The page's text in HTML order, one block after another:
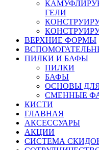
ГЕЛИ
ВЕРХНИЕ ФОРМЫ
ПИЛКИ И БАФЫ
ПИЛКИ
БАФЫ
ОСНОВЫ
СМЕННЫЕ
КИСТИ
ГЛАВНАЯ
АКСЕССУАРЫ
АКЦИИ
СИСТЕМА